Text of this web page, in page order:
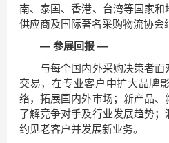
南、泰国、香港、台湾等国家和
供应商及国际著名采购物流协会
— 参展回报 —
与每个国内外采购决策者面
交易，在专业客户中扩大品牌
络，拓展国内外市场；新产品、
了解竞争对手及行业发展趋势；
约见老客户并发展新业务。